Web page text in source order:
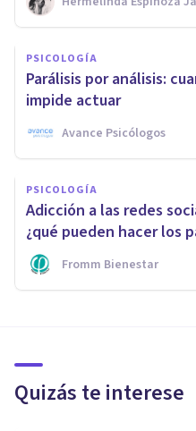
PSICOLOGÍA
Parálisis por análisis:
impide actuar
Avance Psicólogos
PSICOLOGÍA
Adicción a las redes
¿qué pueden hacer los
Fromm Bienestar
Quizás te interese